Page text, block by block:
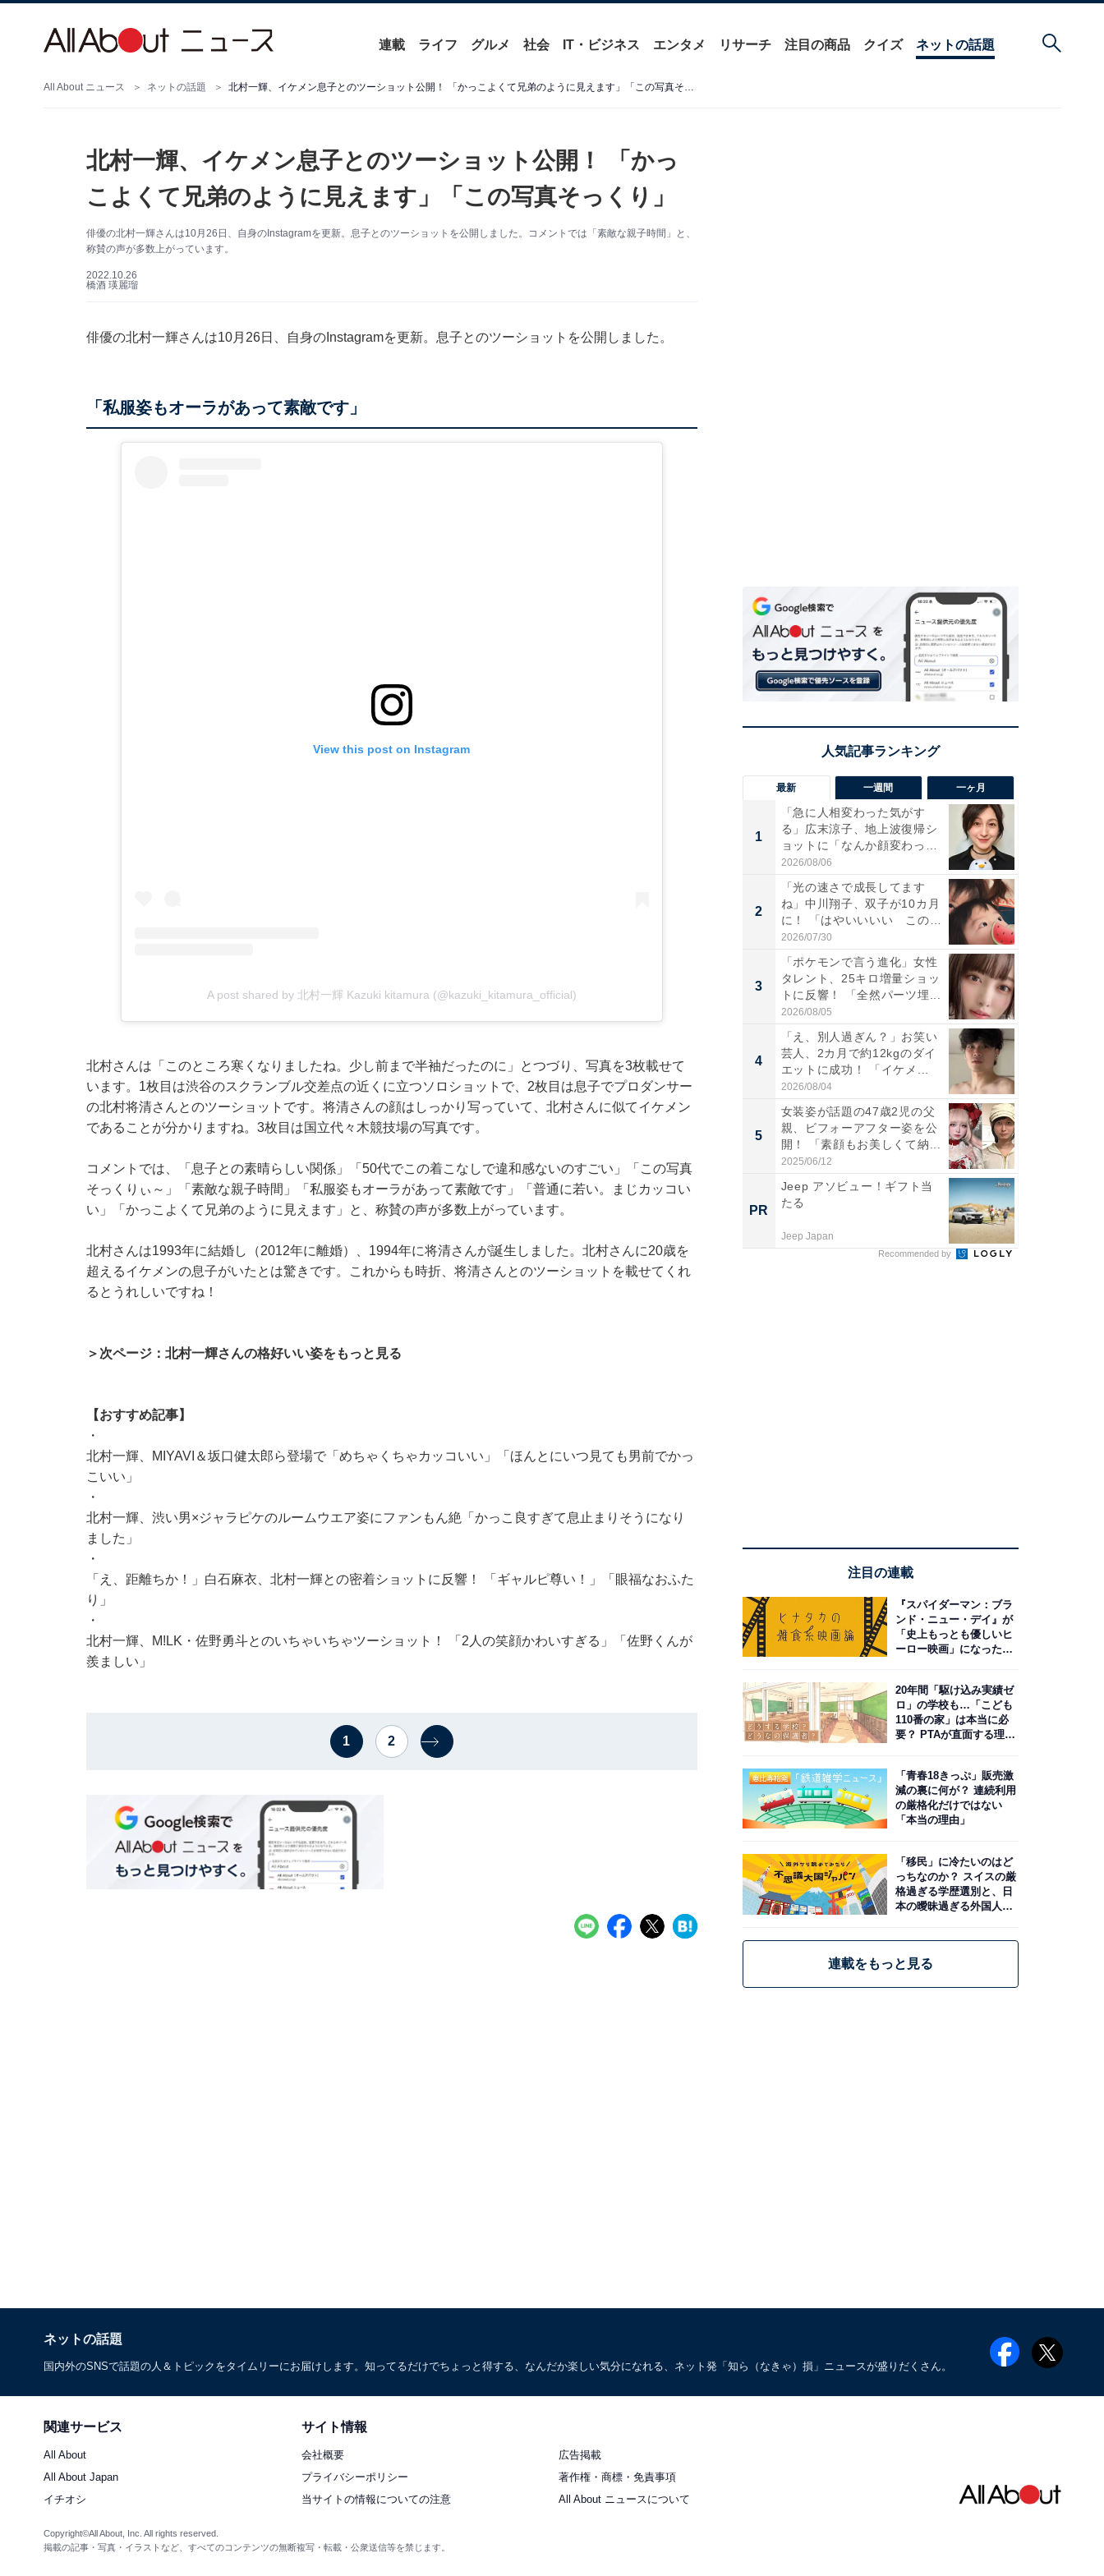
連載 ライフ グルメ 社会 IT・ビジネス エンタメ リサーチ 注目の商品 クイズ ネットの話題
All About ニュース ネットの話題 北村一輝、イケメン息子とのツーショット公開！ 「かっこよくて兄弟のように見えます」「この写真そっくり」
北村一輝、イケメン息子とのツーショット公開！ 「かっ
こよくて兄弟のように見えます」「この写真そっくり」
俳優の北村一輝さんは10月26日、自身のInstagramを更新。息子とのツーショットを公開しました。コメントでは「素敵な親子時間」と、
称賛の声が多数上がっています。
2022.10.26
橋酒 瑛麗瑠
俳優の北村一輝さんは10月26日、自身のInstagramを更新。息子とのツーショットを公開しました。
「私服姿もオーラがあって素敵です」
View this post on Instagram
A post shared by 北村一輝 Kazuki kitamura (@kazuki_kitamura_official)
北村さんは「このところ寒くなりましたね。少し前まで半袖だったのに」とつづり、写真を3枚載せて
います。1枚目は渋谷のスクランブル交差点の近くに立つソロショットで、2枚目は息子でプロダンサー
の北村将清さんとのツーショットです。将清さんの顔はしっかり写っていて、北村さんに似てイケメン
であることが分かりますね。3枚目は国立代々木競技場の写真です。
コメントでは、「息子との素晴らしい関係」「50代でこの着こなしで違和感ないのすごい」「この写真
そっくりぃ～」「素敵な親子時間」「私服姿もオーラがあって素敵です」「普通に若い。まじカッコい
い」「かっこよくて兄弟のように見えます」と、称賛の声が多数上がっています。
北村さんは1993年に結婚し（2012年に離婚）、1994年に将清さんが誕生しました。北村さんに20歳を
超えるイケメンの息子がいたとは驚きです。これからも時折、将清さんとのツーショットを載せてくれ
るとうれしいですね！
＞次ページ：北村一輝さんの格好いい姿をもっと見る
【おすすめ記事】
・
北村一輝、MIYAVI＆坂口健太郎ら登場で「めちゃくちゃカッコいい」「ほんとにいつ見ても男前でかっ
こいい」
・
北村一輝、渋い男×ジャラピケのルームウエア姿にファンもん絶「かっこ良すぎて息止まりそうになり
ました」
・
「え、距離ちか！」白石麻衣、北村一輝との密着ショットに反響！ 「ギャルピ尊い！」「眼福なおふた
り」
・
北村一輝、M!LK・佐野勇斗とのいちゃいちゃツーショット！ 「2人の笑顔かわいすぎる」「佐野くんが
羨ましい」
1 2
最新 一週間 一ヶ月
1
「急に人相変わった気がす
る」広末涼子、地上波復帰シ
ョットに「なんか顔変わっ
た」の...
2026/08/06
2
「光の速さで成長してます
ね」中川翔子、双子が10カ月
に！ 「はやいいいい この
前...
2026/07/30
3
「ポケモンで言う進化」女性
タレント、25キロ増量ショッ
トに反響！ 「全然パーツ埋...
2026/08/05
4
「え、別人過ぎん？」お笑い
芸人、2カ月で約12kgのダイ
エットに成功！ 「イケメ...
2026/08/04
5
女装姿が話題の47歳2児の父
親、ビフォーアフター姿を公
開！ 「素顔もお美しくて納...
2025/06/12
PR
Jeep アソビュー！ギフト当
たる
Jeep Japan
Recommended by
注目の連載
『スパイダーマン：ブラ
ンド・ニュー・デイ』が
「史上もっとも優しいヒ
ーロー映画」になった理
20年間「駆け込み実績ゼ
ロ」の学校も…「こども
110番の家」は本当に必
要？ PTAが直面する理想
「青春18きっぷ」販売激
減の裏に何が？ 連続利用
の厳格化だけではない
「本当の理由」
「移民」に冷たいのはど
っちなのか？ スイスの厳
格過ぎる学歴選別と、日
本の曖昧過ぎる外国人政
連載をもっと見る
ネットの話題
国内外のSNSで話題の人＆トピックをタイムリーにお届けします。知ってるだけでちょっと得する、なんだか楽しい気分になれる、ネット発「知ら（なきゃ）損」ニュースが盛りだくさん。
関連サービス
All About
All About Japan
イチオシ
サイト情報
会社概要
広告掲載
プライバシーポリシー
著作権・商標・免責事項
当サイトの情報についての注意
All About ニュースについて
Copyright©All About, Inc. All rights reserved.
掲載の記事・写真・イラストなど、すべてのコンテンツの無断複写・転載・公衆送信等を禁じます。